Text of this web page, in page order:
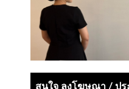
สนใจ ลงโฆษณา / ป